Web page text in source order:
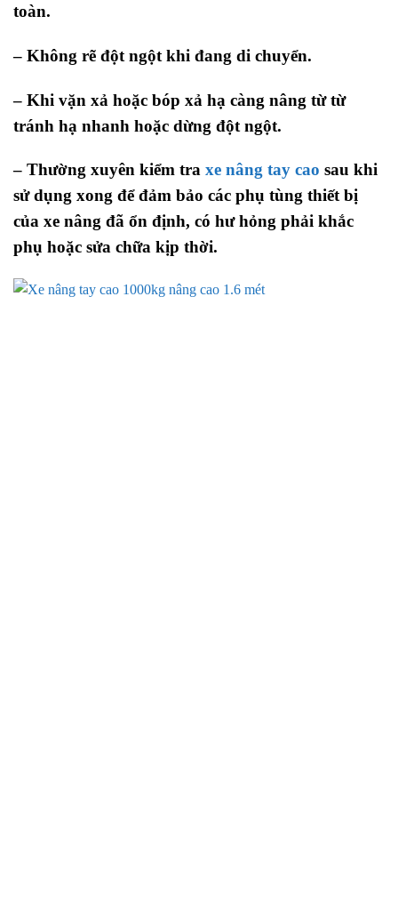
toàn.
– Không rẽ đột ngột khi đang di chuyển.
– Khi vặn xả hoặc bóp xả hạ càng nâng từ từ
tránh hạ nhanh hoặc dừng đột ngột.
– Thường xuyên kiểm tra xe nâng tay cao sau khi
sử dụng xong để đảm bảo các phụ tùng thiết bị
của xe nâng đã ổn định, có hư hỏng phải khắc
phụ hoặc sửa chữa kịp thời.